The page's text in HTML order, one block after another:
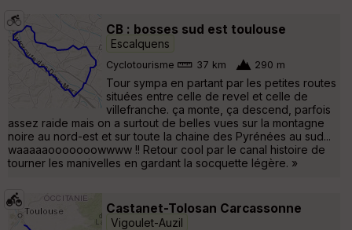
CB : bosses sud est toulouse
Escalquens
Cyclotourisme 37 km 290 m
Tour sympa en partant par les petites routes
situées entre celle de revel et celle de
villefranche. ça monte, ça descend, parfois
assez raide mais on a surtout de belles vues sur la montagne
noire au nord-est et sur toute la chaine des Pyrénées au sud...
waaaaaooooooowwww !! Retour cool par le canal histoire de
tourner les manivelles en gardant la socquette légère. »
Castanet-Tolosan Carcassonne
Vigoulet-Auzil